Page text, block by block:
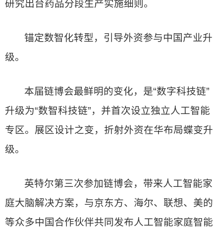
研究出台药品分段生产实施细则。
锚定数智化转型，引导外资参与中国产业升
级。
本届链博会最鲜明的变化，是“数字科技链”
升级为“数智科技链”，并首次设立独立人工智能
专区。展区设计之变，折射外资在华布局蝶变升
级。
英特尔第三次参加链博会，带来人工智能家
庭大脑解决方案，与京东方、海尔、联想、美的
等众多中国合作伙伴共同发布人工智能家庭智能